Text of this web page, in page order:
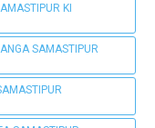
KI
SAMASTIPUR